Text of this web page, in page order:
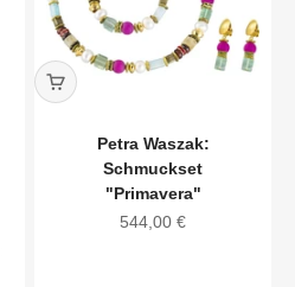
Petra Waszak:
Schmuckset
"Primavera"
Angebot
544,00 €